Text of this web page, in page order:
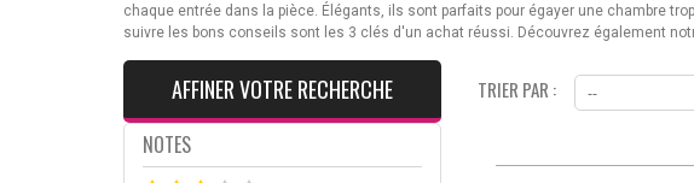
chaque entrée dans la pièce. Élégants, ils sont parfaits pour égayer une chambre
suivre les bons conseils sont les 3 clés d'un achat réussi. Découvrez également
AFFINER VOTRE RECHERCHE
NOTES
TRIER PAR : --